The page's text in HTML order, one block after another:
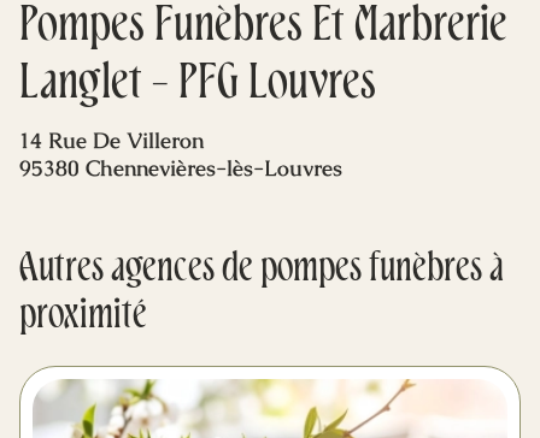
Mes dernières volontés
Pompes Funèbres Et Marbrerie
Langlet - PFG Louvres
14 Rue De Villeron
95380 Chennevières-lès-Louvres
Autres agences de pompes funèbres à
proximité